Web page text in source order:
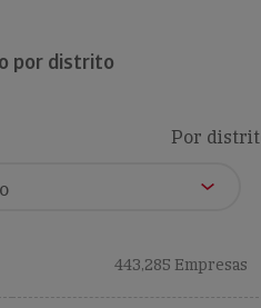
por distrito
Por
443,285 Empresas